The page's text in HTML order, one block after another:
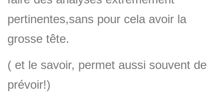
pertinentes,sans pour cela avoir la
grosse tête.
( et le savoir, permet aussi souvent de
prévoir!)